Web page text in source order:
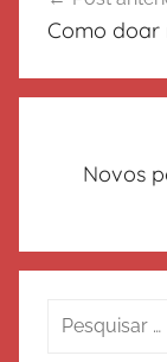
deComo doar
Novos
Pesquisar